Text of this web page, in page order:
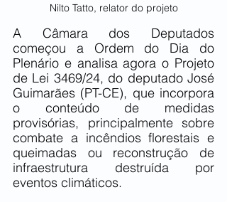
Nilto Tatto, relator do projeto
A Câmara dos Deputados
começou a Ordem do Dia do
Plenário e analisa agora o Projeto
de Lei 3469/24, do deputado José
Guimarães (PT-CE), que incorpora
o conteúdo de medidas
provisórias, principalmente sobre
combate a incêndios florestais e
queimadas ou reconstrução de
infraestrutura destruída por
eventos climáticos.